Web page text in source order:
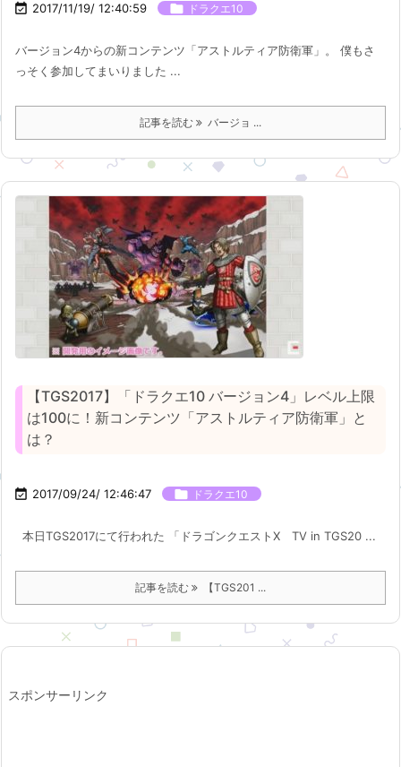
 2017/11/19/ 12:40:59  ドラクエ10
バージョン4からの新コンテンツ「アストルティア防衛軍」。 僕もさ
っそく参加してまいりました ...
記事を読む バージョ ...
【TGS2017】「ドラクエ10 バージョン4」レベル上限
は100に！新コンテンツ「アストルティア防衛軍」と
は？
 2017/09/24/ 12:46:47  ドラクエ10
本日TGS2017にて行われた 「ドラゴンクエストX TV in TGS20 ...
記事を読む 【TGS201 ...
スポンサーリンク